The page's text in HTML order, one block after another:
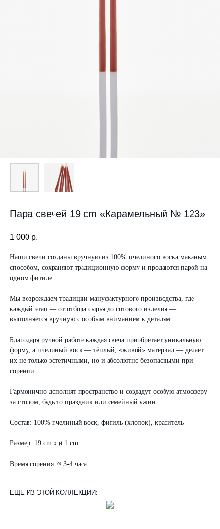
Пара свечей 19 cm «Карамельный № 123»
1 000 р.
Наши свечи созданы вручную из 100% пчелиного воска маканым
способом, сохраняют традиционную форму и продаются парой на
одном фитиле.
Мы возрождаем традиции мануфактурного производства, где
каждый этап — от отбора сырья до готового изделия —
выполняется вручную с особым вниманием к деталям.
Благодаря ручной работе каждая свеча приобретает уникальную
форму, а пчелиный воск — тёплый, «живой» материал — делает
их не только эстетичными, но и абсолютно безопасными при
горении.
Гармонично дополнят пространство и создадут особую атмосферу
за столом, будь то праздник или семейный ужин.
Состав: 100% пчелиный воск, фитиль (хлопок), краситель
Размер: 19 cm x ø 1 cm
Время горения: ≈ 3-4 часа
ЕЩЕ ИЗ ЭТОЙ КОЛЛЕКЦИИ: